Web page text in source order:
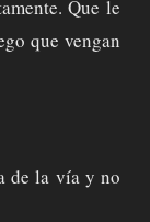
Que le
que vengan
la vía y no